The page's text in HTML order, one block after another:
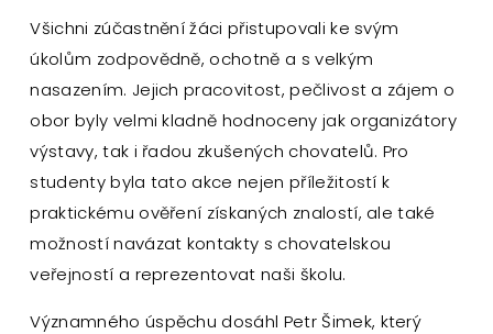
Všichni zúčastnění žáci přistupovali ke svým
úkolům zodpovědně, ochotně a s velkým
nasazením. Jejich pracovitost, pečlivost a zájem o
obor byly velmi kladně hodnoceny jak organizátory
výstavy, tak i řadou zkušených chovatelů. Pro
studenty byla tato akce nejen příležitostí k
praktickému ověření získaných znalostí, ale také
možností navázat kontakty s chovatelskou
veřejností a reprezentovat naši školu.
Významného úspěchu dosáhl Petr Šimek, který